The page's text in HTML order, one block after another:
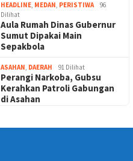
HEADLINE, MEDAN, PERISTIWA
96
Dilihat
Aula Rumah Dinas Gubernur
Sumut Dipakai Main
Sepakbola
ASAHAN, DAERAH 91 Dilihat
Perangi Narkoba, Gubsu
Kerahkan Patroli Gabungan
di Asahan